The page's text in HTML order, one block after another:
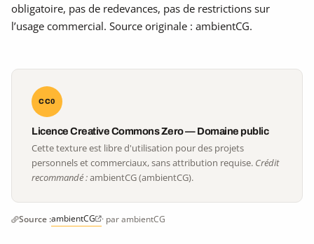
obligatoire, pas de redevances, pas de restrictions sur
l’usage commercial. Source originale : ambientCG.
CC0
Licence Creative Commons Zero — Domaine public
Cette texture est libre d'utilisation pour des projets
personnels et commerciaux, sans attribution requise. Crédit
recommandé :ambientCG (ambientCG).
Source :ambientCG · par ambientCG